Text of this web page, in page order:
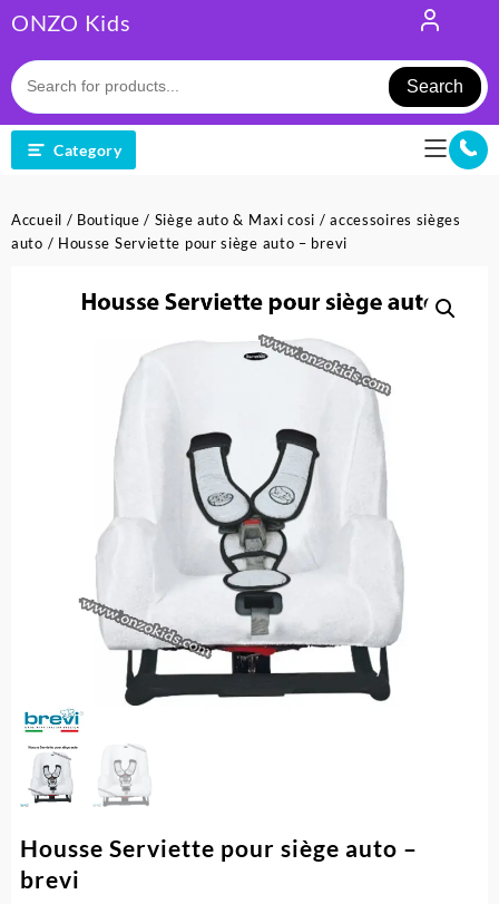
to
content
ONZO Kids
Search
Category
Accueil / Boutique / Siège auto & Maxi cosi /accessoires sièges
auto / Housse Serviette pour siège auto – brevi
Housse Serviette pour siège auto –
brevi